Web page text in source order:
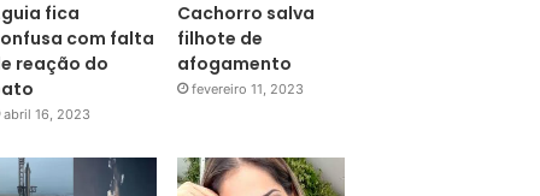
fica
com falta
reação do
abril 16, 2023
Cachorro salva
filhote de
afogamento
fevereiro 11, 2023